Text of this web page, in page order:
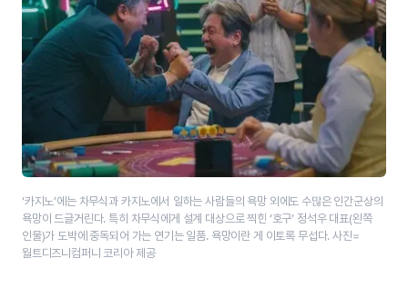
‘카지노’에는 차무식과 카지노에서 일하는 사람들의 욕망 외에도 수많은 인간군상의
욕망이 드글거린다. 특히 차무식에게 설계 대상으로 찍힌 ‘호구’ 정석우 대표(왼쪽
인물)가 도박에 중독되어 가는 연기는 일품. 욕망이란 게 이토록 무섭다. 사진=
월트디즈니컴퍼니 코리아 제공